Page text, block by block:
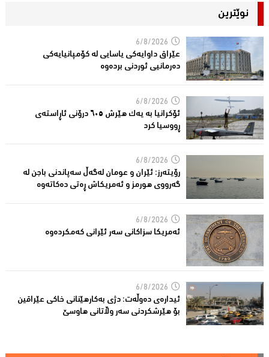
نوێترین
6/8/2026
عێراق داوایەکی یاسایی لە کۆمپانیایه‌كی
دەرمانیى ئوردنی بردەوە
6/8/2026
ئۆکرانیا بە یەک هێرش ٦٠٥ درۆنی ئاڕاستەى
ڕووسیا کرد
6/8/2026
رۆیتەرز: ئێران و عومان لەگەڵ سەپاندنی باجن لە
گەرووی هورمز و ئەمریکاش ڕەتی دەکاتەوە
6/8/2026
ئه‌مریكا سزاكانی سه‌ر ئێرانی كه‌مكرده‌وه‌
6/8/2026
ئیدارەى دەوڵەت: دژى بەکارهێنانى خاکی عێراقین
بۆ هێرشکردنى سەر وڵاتانی هاوسێ